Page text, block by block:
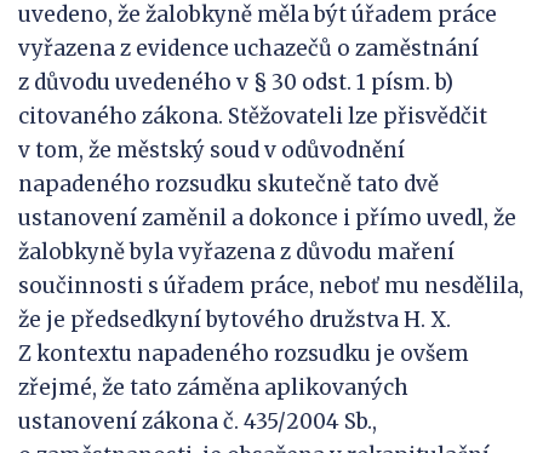
uvedeno, že žalobkyně měla být úřadem práce
vyřazena z evidence uchazečů o zaměstnání
z důvodu uvedeného v § 30 odst. 1 písm. b)
citovaného zákona. Stěžovateli lze přisvědčit
v tom, že městský soud v odůvodnění
napadeného rozsudku skutečně tato dvě
ustanovení zaměnil a dokonce i přímo uvedl, že
žalobkyně byla vyřazena z důvodu maření
součinnosti s úřadem práce, neboť mu nesdělila,
že je předsedkyní bytového družstva H. X.
Z kontextu napadeného rozsudku je ovšem
zřejmé, že tato záměna aplikovaných
ustanovení zákona č. 435/2004 Sb.,